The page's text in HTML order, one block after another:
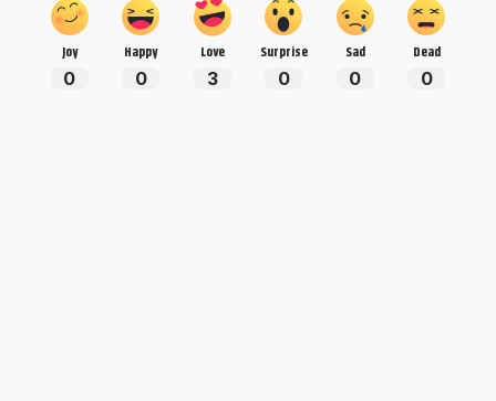
Joy
0
Happy
0
Love
3
Surprise
0
Sad
0
Dead
0